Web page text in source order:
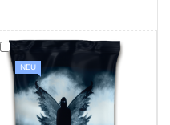
NEU